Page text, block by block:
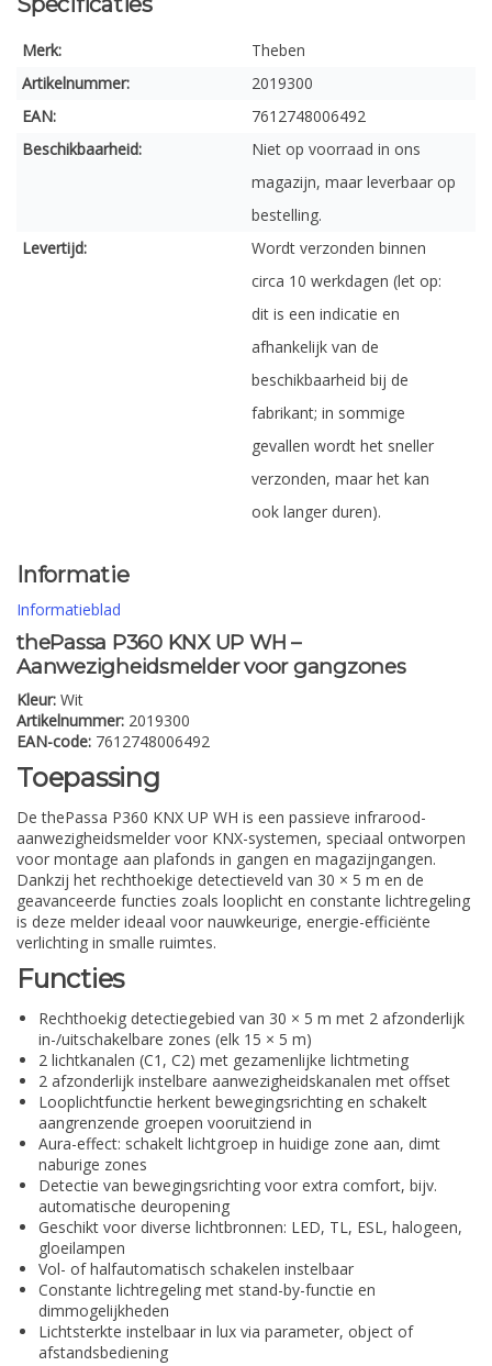
Merk:
Theben
Artikelnummer:
2019300
EAN:
7612748006492
Beschikbaarheid:
Niet op voorraad in ons
magazijn, maar leverbaar op
bestelling.
Levertijd:
Wordt verzonden binnen
circa 10 werkdagen (let op:
dit is een indicatie en
afhankelijk van de
beschikbaarheid bij de
fabrikant; in sommige
gevallen wordt het sneller
verzonden, maar het kan
ook langer duren).
Informatie
Informatieblad
thePassa P360 KNX UP WH –
Aanwezigheidsmelder voor gangzones
Kleur: Wit
Artikelnummer: 2019300
EAN-code: 7612748006492
Toepassing
De thePassa P360 KNX UP WH is een passieve infrarood-
aanwezigheidsmelder voor KNX-systemen, speciaal ontworpen
voor montage aan plafonds in gangen en magazijngangen.
Dankzij het rechthoekige detectieveld van 30 × 5 m en de
geavanceerde functies zoals looplicht en constante lichtregeling
is deze melder ideaal voor nauwkeurige, energie-efficiënte
verlichting in smalle ruimtes.
Functies
Rechthoekig detectiegebied van 30 × 5 m met 2 afzonderlijk
in-/uitschakelbare zones (elk 15 × 5 m)
2 lichtkanalen (C1, C2) met gezamenlijke lichtmeting
2 afzonderlijk instelbare aanwezigheidskanalen met offset
Looplichtfunctie herkent bewegingsrichting en schakelt
aangrenzende groepen vooruitziend in
Aura-effect: schakelt lichtgroep in huidige zone aan, dimt
naburige zones
Detectie van bewegingsrichting voor extra comfort, bijv.
automatische deuropening
Geschikt voor diverse lichtbronnen: LED, TL, ESL, halogeen,
gloeilampen
Vol- of halfautomatisch schakelen instelbaar
Constante lichtregeling met stand-by-functie en
dimmogelijkheden
Lichtsterkte instelbaar in lux via parameter, object of
afstandsbediening